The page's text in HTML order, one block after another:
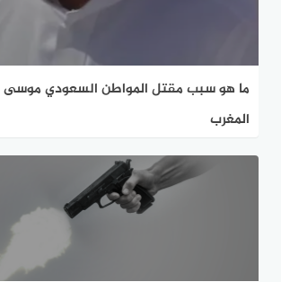
ما هو سبب مقتل المواطن السعودي موسى
المغرب